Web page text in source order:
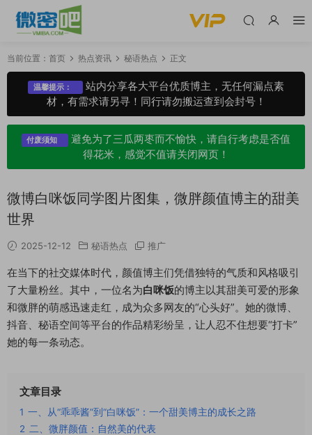
当前位置： 首页 热点资讯 秘语热点 正文
温馨提示：
站内分享各大平台优质博主，无任何漏点素
材，有需求请另寻！同行请勿搬运查到会封号！
付废须知
避免为了三瓜两枣而不愉快，请自行考虑是否值
得花米，感觉不值请关闭网页！
微博白咪饭同学图片图集，微胖颜值博主的甜美
世界
2025-12-12 秘语热点 推广
在当下的社交媒体时代，颜值博主们凭借独特的气质和风格吸引
了大量粉丝。其中，一位名为白咪饭的博主以其甜美可爱的形象
和微胖的萌感迅速走红，成为众多网友的“心头好”。她的微博、
抖音、秘语空间等平台的作品精彩纷呈，让人忍不住想要“打卡”
她的每一条动态。
文章目录
1 一、从“乖乖酱”到“白咪饭”：一个甜美博主的成长之路
2 二、微胖颜值：自然美的代表